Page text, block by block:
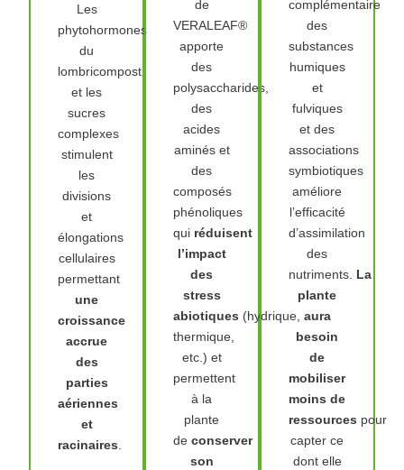
Les
phytohormones
du
lombricompost
et les
sucres
complexes
stimulent
les
divisions
et
élongations
cellulaires
permettant
une
croissance
accrue
des
parties
aériennes
et
racinaires.
de
VERALEAF®
apporte
des
polysaccharides,
des
acides
aminés et
des
composés
phénoliques
qui réduisent
l’impact
des
stress
abiotiques (hydrique,
thermique,
etc.) et
permettent
à la
plante
deconserver
son
complémentaire
des
substances
humiques
et
fulviques
et des
associations
symbiotiques
améliore
l’efficacité
d’assimilation
des
nutriments. La
plante
aura
besoin
de
mobiliser
moins de
ressources pour
capter ce
dont elle